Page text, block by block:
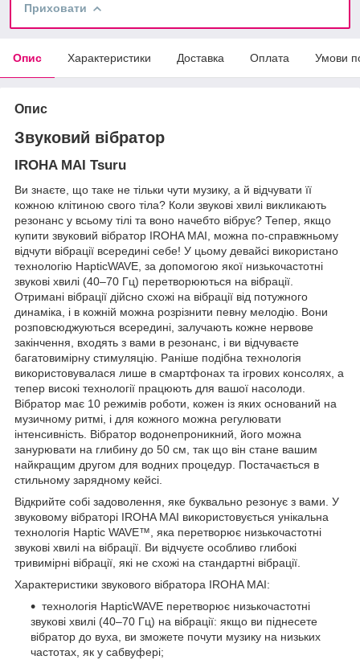
Приховати
Опис Характеристики Доставка Оплата Умови
Опис
Звуковий вібратор
IROHA MAI Tsuru
Ви знаєте, що таке не тільки чути музику, а й відчувати її
кожною клітиною свого тіла? Коли звукові хвилі викликають
резонанс у всьому тілі та воно начебто вібрує? Тепер, якщо
купити звуковий вібратор IROHA MAI, можна по-справжньому
відчути вібрації всередині себе! У цьому девайсі використано
технологію HapticWAVE, за допомогою якої низькочастотні
звукові хвилі (40–70 Гц) перетворюються на вібрації.
Отримані вібрації дійсно схожі на вібрації від потужного
динаміка, і в кожній можна розрізнити певну мелодію. Вони
розповсюджуються всередині, залучають кожне нервове
закінчення, входять з вами в резонанс, і ви відчуваєте
багатовимірну стимуляцію. Раніше подібна технологія
використовувалася лише в смартфонах та ігрових консолях, а
тепер високі технології працюють для вашої насолоди.
Вібратор має 10 режимів роботи, кожен із яких оснований на
музичному ритмі, і для кожного можна регулювати
інтенсивність. Вібратор водонепроникний, його можна
занурювати на глибину до 50 см, так що він стане вашим
найкращим другом для водних процедур. Постачається в
стильному зарядному кейсі.
Відкрийте собі задоволення, яке буквально резонує з вами. У
звуковому вібраторі IROHA MAI використовується унікальна
технологія Haptic WAVE™, яка перетворює низькочастотні
звукові хвилі на вібрації. Ви відчуєте особливо глибокі
тривимірні вібрації, які не схожі на стандартні вібрації.
Характеристики звукового вібратора IROHA MAI:
технологія HapticWAVE перетворює низькочастотні
звукові хвилі (40–70 Гц) на вібрації: якщо ви піднесете
вібратор до вуха, ви зможете почути музику на низьких
частотах, як у сабвуфері;